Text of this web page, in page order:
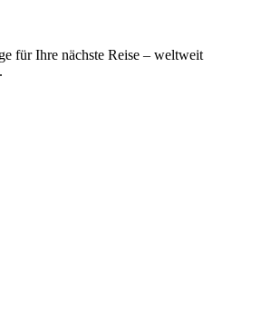
für Ihre nächste Reise – weltweit